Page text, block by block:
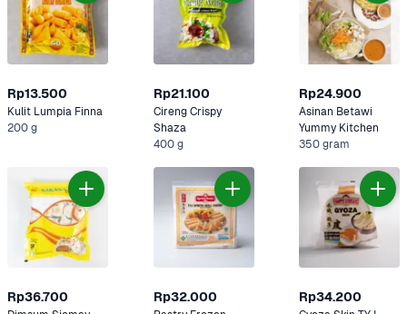
Rp13.500
Kulit Lumpia Finna
200 g
Rp21.100
Cireng Crispy
Shaza
400 g
Rp24.900
Asinan Betawi
Yummy Kitchen
350 gram
Rp36.700 Rp32.000 Rp34.200